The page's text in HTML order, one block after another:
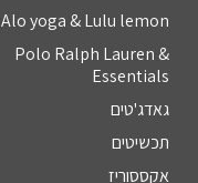
Alo yoga & Lulu lemon
Polo Ralph Lauren &
Essentials
גאדג'טים
תכשיטים
אקססוריז